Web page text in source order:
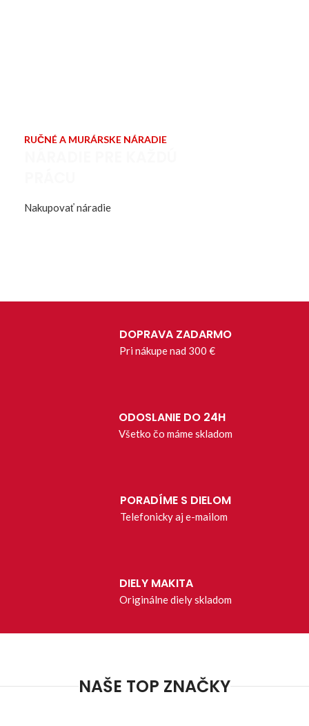
RUČNÉ A MURÁRSKE NÁRADIE
Nakupovať náradie
DOPRAVA ZADARMO
Pri nákupe nad 300 €
ODOSLANIE DO 24H
Všetko čo máme skladom
PORADÍME S DIELOM
Telefonicky aj e-mailom
DIELY MAKITA
Originálne diely skladom
NAŠE TOP ZNAČKY